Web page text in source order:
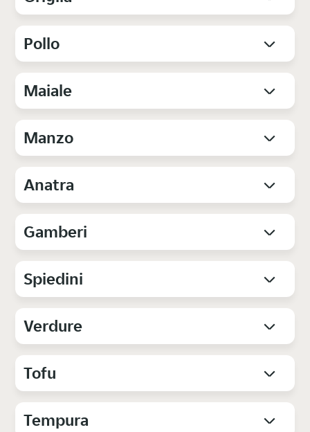
Pollo
Maiale
Manzo
Anatra
Gamberi
Spiedini
Verdure
Tofu
Tempura